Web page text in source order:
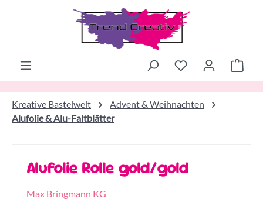
Zum Hauptinhalt springen
Kreative Bastelwelt
Advent & Weihnachten
Alufolie & Alu-Faltblätter
Alufolie Rolle gold/gold
Max Bringmann KG